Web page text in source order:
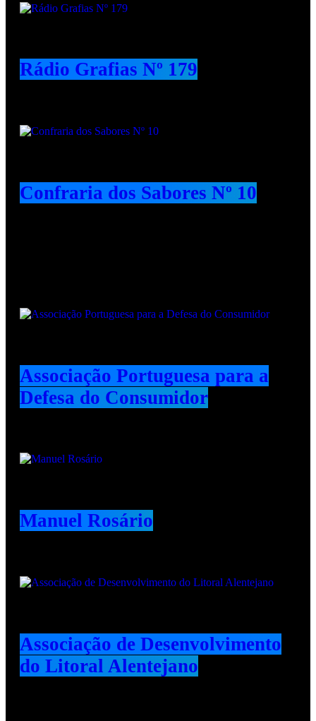
Rádio Grafias Nº 179
Confraria dos Sabores Nº 10
Associação Portuguesa para a
Defesa do Consumidor
Manuel Rosário
Associação de Desenvolvimento
do Litoral Alentejano